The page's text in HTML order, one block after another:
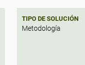
TIPO DE SOLUCIÓN
Metodología